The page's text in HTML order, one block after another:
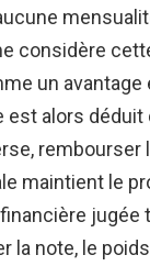
considère
un avantage
alors déduit
rembourser
maintient le
jugée
la note, le